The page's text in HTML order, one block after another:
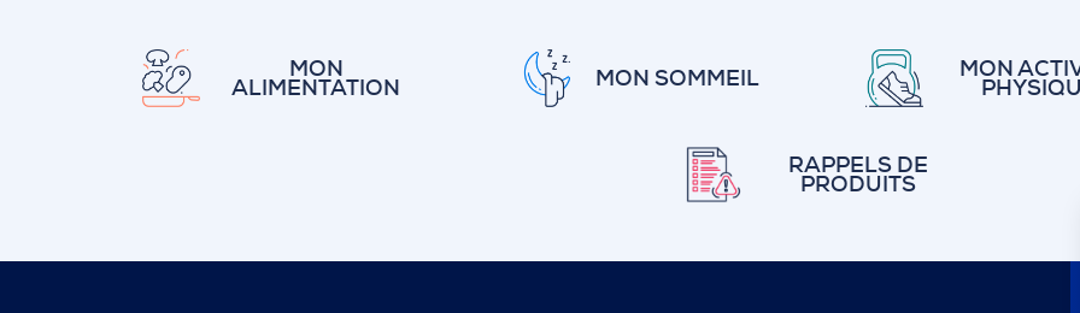
MON
ALIMENTATION MON SOMMEIL MON
RAPPELS DE
PRODUITS